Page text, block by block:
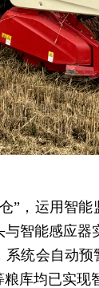
运用智能
智能感应
统会自动预
库均已实